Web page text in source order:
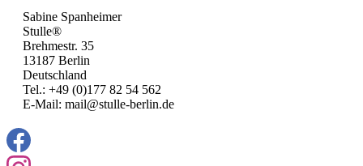
Sabine Spanheimer
Stulle®
Brehmestr. 35
13187 Berlin
Deutschland
Tel.: +49 (0)177 82 54 562
E-Mail: mail@stulle-berlin.de